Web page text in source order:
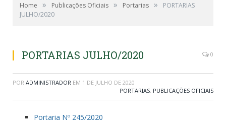
Home » Publicações Oficiais » Portarias »
PORTARIAS
JULHO/2020
PORTARIAS JULHO/2020 0
POR ADMINISTRADOR EM 1 DE JULHO DE 2020
PORTARIAS, PUBLICAÇÕES OFICIAIS
Portaria Nº 245/2020